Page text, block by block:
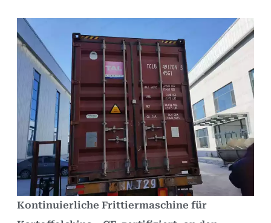
Kontinuierliche Frittiermaschine für